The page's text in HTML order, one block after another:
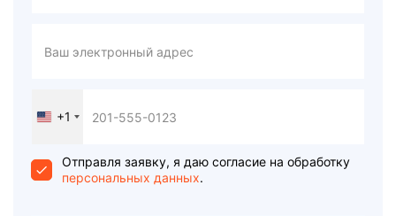
United
+1
+1
Отправля заявку, я даю согласие на обработку
персональных данных.